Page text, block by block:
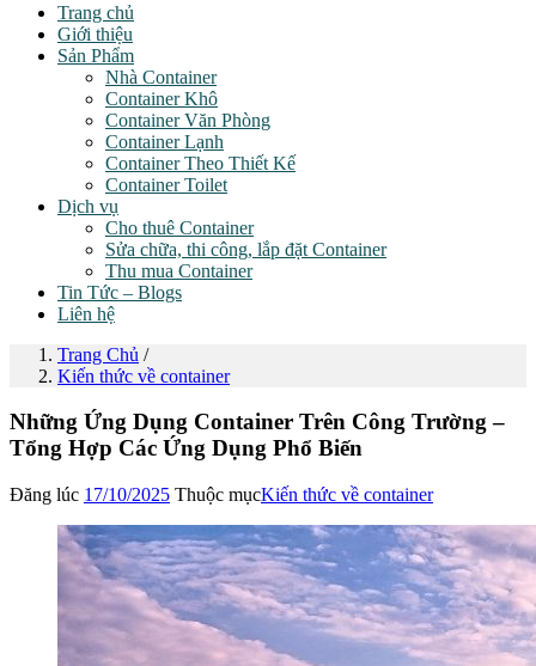
Trang chủ
Giới thiệu
Sản Phẩm
Nhà Container
Container Khô
Container Văn Phòng
Container Lạnh
Container Theo Thiết Kế
Container Toilet
Dịch vụ
Cho thuê Container
Sửa chữa, thi công, lắp đặt Container
Thu mua Container
Tin Tức – Blogs
Liên hệ
Trang Chủ /
Kiến thức về container
Những Ứng Dụng Container Trên Công Trường –
Tổng Hợp Các Ứng Dụng Phổ Biến
Đăng lúc 17/10/2025 Thuộc mụcKiến thức về container